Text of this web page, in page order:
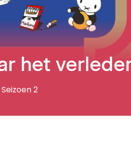
het
Seizoen 2